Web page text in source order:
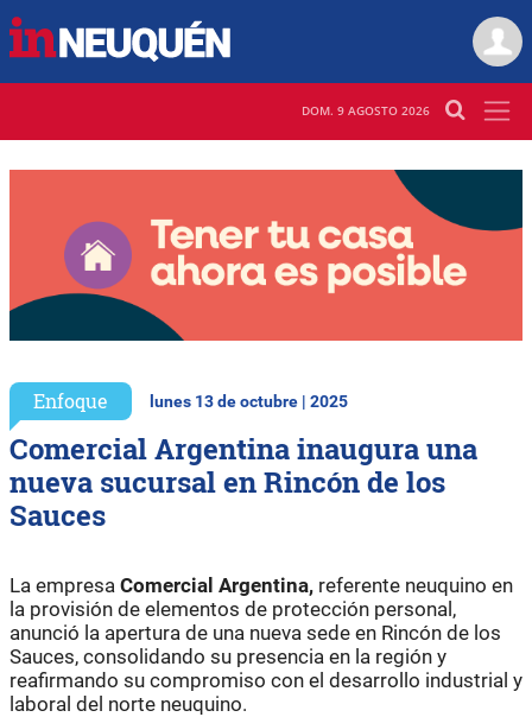
DOM. 9 AGOSTO 2026
Enfoque lunes 13 de octubre | 2025
Comercial Argentina inaugura una
nueva sucursal en Rincón de los
Sauces
La empresa Comercial Argentina, referente neuquino en
la provisión de elementos de protección personal,
anunció la apertura de una nueva sede en Rincón de los
Sauces, consolidando su presencia en la región y
reafirmando su compromiso con el desarrollo industrial y
laboral del norte neuquino.